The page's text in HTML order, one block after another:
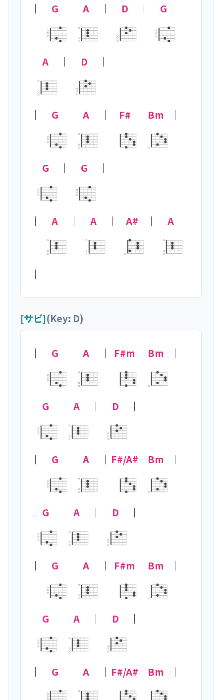
｜ G A
×
｜ D
×
×
｜ G
A
×
｜ D
×
×
｜
｜ G A
×
｜ F# Bm
×
｜
G ｜ G ｜
｜ A
×
｜ A
×
｜ A#
×
｜ A
×
｜
[サビ](Key: D)
｜ G A
×
｜ F#m Bm
×
｜
G A
×
｜ D
×
×
｜
｜ G A
×
｜ F#/A# Bm
×
｜
G A
×
｜ D
×
×
｜
｜ G A
×
｜ F#m Bm
×
｜
G A
×
｜ D
×
×
｜
｜ G A ｜ F#/A# Bm ｜